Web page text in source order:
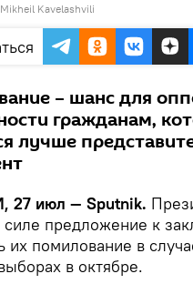
Kavelashvili
– шанс для
гражданам,
лучше
27 июл — Sputnik.
силе предложение к
их помилование в
в октябре.